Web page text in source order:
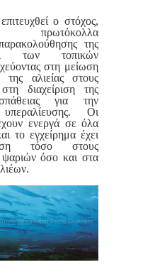
ο στόχος,
πρωτόκολλα
της
των τοπικών
στη μείωση
αλιείας στους
διαχείριση της
για την
Οι
ενεργά σε όλα
το εγχείρημα έχει
τόσο στους
όσο και στα